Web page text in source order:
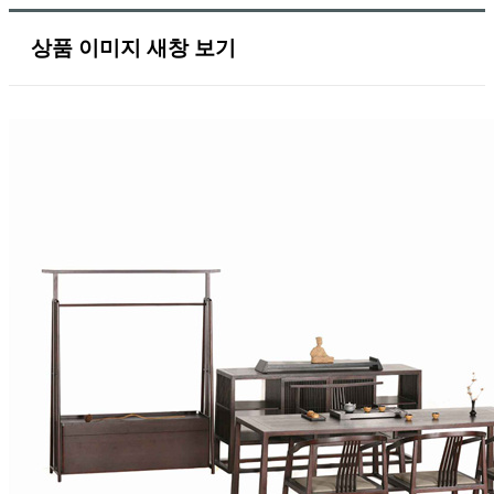
상품 이미지 새창 보기